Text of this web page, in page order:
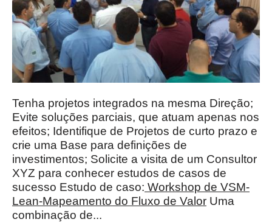
Tenha projetos integrados na mesma Direção;
Evite soluções parciais, que atuam apenas nos
efeitos; Identifique de Projetos de curto prazo e
crie uma Base para definições de
investimentos; Solicite a visita de um Consultor
XYZ para conhecer estudos de casos de
sucesso Estudo de caso: Workshop de VSM-
Lean-Mapeamento do Fluxo de Valor Uma
combinação de...